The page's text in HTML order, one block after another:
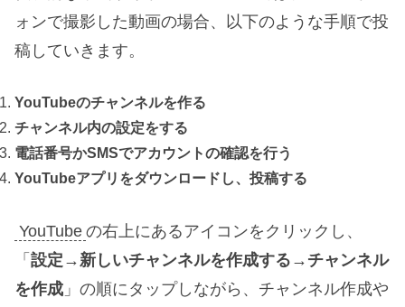
ォンで撮影した動画の場合、以下のような手順で投
稿していきます。
YouTubeのチャンネルを作る
チャンネル内の設定をする
電話番号かSMSでアカウントの確認を行う
YouTubeアプリをダウンロードし、投稿する
YouTube の右上にあるアイコンをクリックし、
「 設定→新しいチャンネルを作成する→チャンネル
を作成 」の順にタップしながら、チャンネル作成や